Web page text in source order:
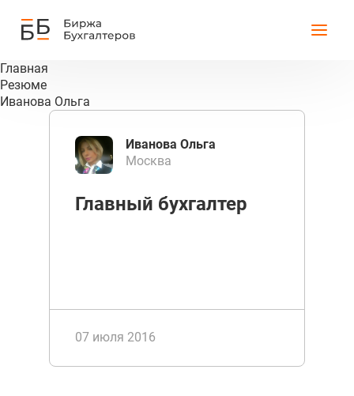
Главная
Резюме
Иванова Ольга
Иванова Ольга
Москва
Главный бухгалтер
07 июля 2016